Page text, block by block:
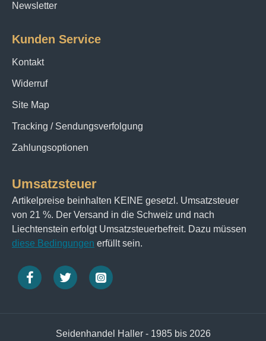
Newsletter
Kunden Service
Kontakt
Widerruf
Site Map
Tracking / Sendungsverfolgung
Zahlungsoptionen
Umsatzsteuer
Artikelpreise beinhalten KEINE gesetzl. Umsatzsteuer
von 21 %. Der Versand in die Schweiz und nach
Liechtenstein erfolgt Umsatzsteuerbefreit. Dazu müssen
diese Bedingungen erfüllt sein.
Seidenhandel Haller - 1985 bis 2026